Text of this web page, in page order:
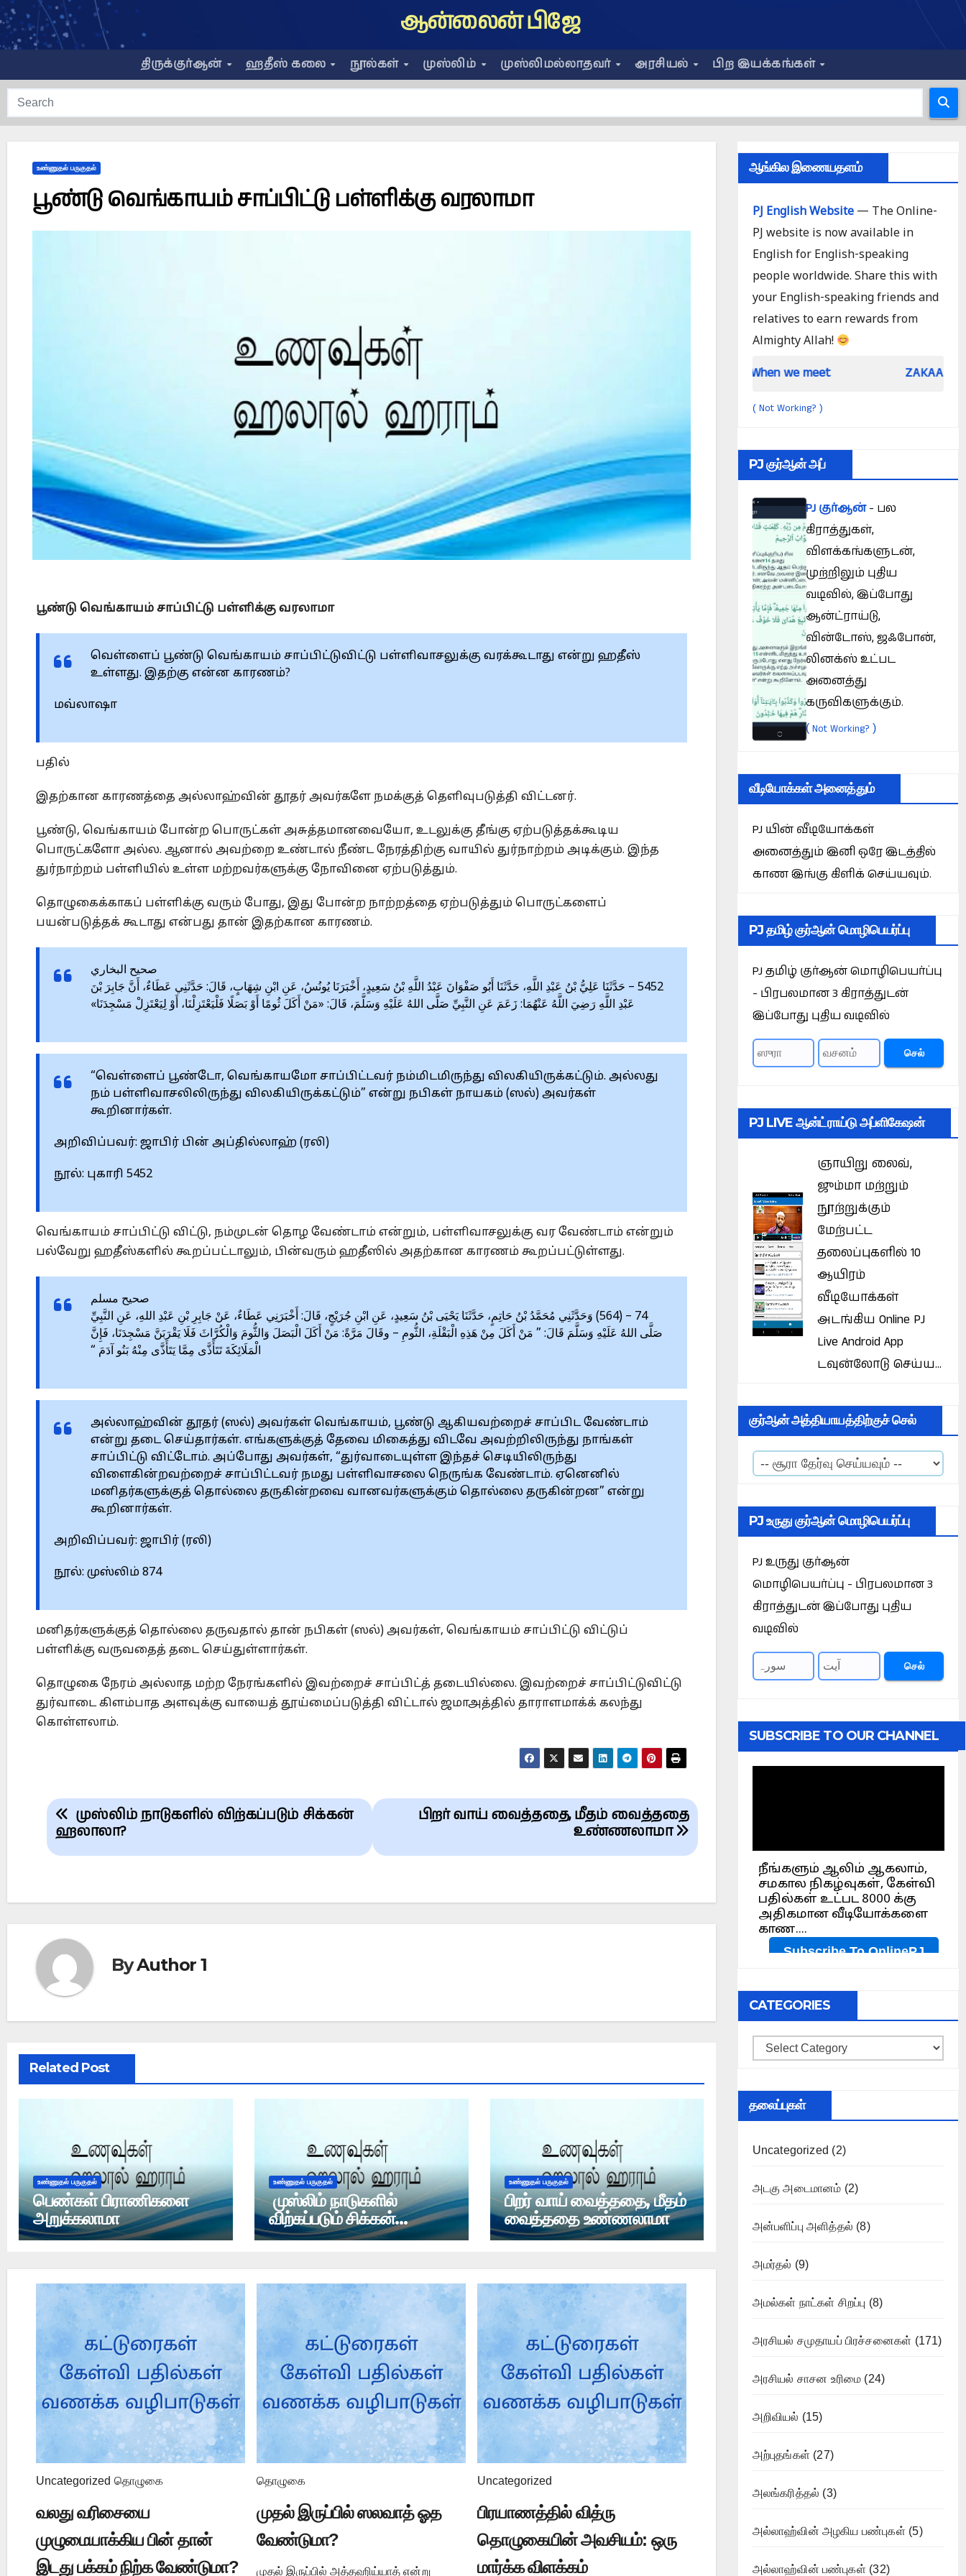
Skip
to
content
ஆன்லைன் பிஜே
திருக்குர்ஆன் ஹதீஸ் கலை நூல்கள் முஸ்லிம் முஸ்லிமல்லாதவர் அரசியல் பிற இயக்கங்கள்
உண்ணுதல் பருகுதல்
பூண்டு வெங்காயம் சாப்பிட்டு பள்ளிக்கு வரலாமா
பூண்டு வெங்காயம் சாப்பிட்டு பள்ளிக்கு வரலாமா
வெள்ளைப் பூண்டு வெங்காயம் சாப்பிட்டுவிட்டு பள்ளிவாசலுக்கு வரக்கூடாது என்று ஹதீஸ்
உள்ளது. இதற்கு என்ன காரணம்?
மவ்லாஷா
பதில்
இதற்கான காரணத்தை அல்லாஹ்வின் தூதர் அவர்களே நமக்குத் தெளிவுபடுத்தி விட்டனர்.
பூண்டு, வெங்காயம் போன்ற பொருட்கள் அசுத்தமானவையோ, உடலுக்கு தீங்கு ஏற்படுத்தக்கூடிய
பொருட்களோ அல்ல. ஆனால் அவற்றை உண்டால் நீண்ட நேரத்திற்கு வாயில் துர்நாற்றம் அடிக்கும். இந்த
துர்நாற்றம் பள்ளியில் உள்ள மற்றவர்களுக்கு நோவினை ஏற்படுத்தும்.
தொழுகைக்காகப் பள்ளிக்கு வரும் போது, இது போன்ற நாற்றத்தை ஏற்படுத்தும் பொருட்களைப்
பயன்படுத்தக் கூடாது என்பது தான் இதற்கான காரணம்.
صحيح البخاري
5452 – حَدَّثَنَا عَلِيُّ بْنُ عَبْدِ اللَّهِ، حَدَّثَنَا أَبُو صَفْوَانَ عَبْدُ اللَّهِ بْنُ سَعِيدٍ، أَخْبَرَنَا يُونُسُ، عَنِ ابْنِ شِهَابٍ، قَالَ: حَدَّثَنِي عَطَاءٌ، أَنَّ جَابِرَ بْنَ
عَبْدِ اللَّهِ رَضِيَ اللَّهُ عَنْهُمَا: زَعَمَ عَنِ النَّبِيِّ صَلَّى اللهُ عَلَيْهِ وَسَلَّمَ، قَالَ: «مَنْ أَكَلَ ثُومًا أَوْ بَصَلًا فَلْيَعْتَزِلْنَا، أَوْ لِيَعْتَزِلْ مَسْجِدَنَا»
“வெள்ளைப் பூண்டோ, வெங்காயமோ சாப்பிட்டவர் நம்மிடமிருந்து விலகியிருக்கட்டும். அல்லது
நம் பள்ளிவாசலிலிருந்து விலகியிருக்கட்டும்” என்று நபிகள் நாயகம் (ஸல்) அவர்கள்
கூறினார்கள்.
அறிவிப்பவர்: ஜாபிர் பின் அப்தில்லாஹ் (ரலி)
நூல்: புகாரி 5452
வெங்காயம் சாப்பிட்டு விட்டு, நம்முடன் தொழ வேண்டாம் என்றும், பள்ளிவாசலுக்கு வர வேண்டாம் என்றும்
பல்வேறு ஹதீஸ்களில் கூறப்பட்டாலும், பின்வரும் ஹதீஸில் அதற்கான காரணம் கூறப்பட்டுள்ளது.
صحيح مسلم
74 – (564) وَحَدَّثَنِي مُحَمَّدُ بْنُ حَاتِمٍ، حَدَّثَنَا يَحْيَى بْنُ سَعِيدٍ، عَنِ ابْنِ جُرَيْجٍ، قَالَ: أَخْبَرَنِي عَطَاءٌ، عَنْ جَابِرِ بْنِ عَبْدِ اللهِ، عَنِ النَّبِيِّ
صَلَّى اللهُ عَلَيْهِ وَسَلَّمَ قَالَ: ” مَنْ أَكَلَ مِنْ هَذِهِ الْبَقْلَةِ، الثُّومِ – وقَالَ مَرَّةً: مَنْ أَكَلَ الْبَصَلَ وَالثُّومَ وَالْكُرَّاثَ فَلَا يَقْرَبَنَّ مَسْجِدَنَا، فَإِنَّ
الْمَلَائِكَةَ تَتَأَذَّى مِمَّا يَتَأَذَّى مِنْهُ بَنُو آدَمَ “
அல்லாஹ்வின் தூதர் (ஸல்) அவர்கள் வெங்காயம், பூண்டு ஆகியவற்றைச் சாப்பிட வேண்டாம்
என்று தடை செய்தார்கள். எங்களுக்குத் தேவை மிகைத்து விடவே அவற்றிலிருந்து நாங்கள்
சாப்பிட்டு விட்டோம். அப்போது அவர்கள், “துர்வாடையுள்ள இந்தச் செடியிலிருந்து
விளைகின்றவற்றைச் சாப்பிட்டவர் நமது பள்ளிவாசலை நெருங்க வேண்டாம். ஏனெனில்
மனிதர்களுக்குத் தொல்லை தருகின்றவை வானவர்களுக்கும் தொல்லை தருகின்றன” என்று
கூறினார்கள்.
அறிவிப்பவர்: ஜாபிர் (ரலி)
நூல்: முஸ்லிம் 874
மனிதர்களுக்குத் தொல்லை தருவதால் தான் நபிகள் (ஸல்) அவர்கள், வெங்காயம் சாப்பிட்டு விட்டுப்
பள்ளிக்கு வருவதைத் தடை செய்துள்ளார்கள்.
தொழுகை நேரம் அல்லாத மற்ற நேரங்களில் இவற்றைச் சாப்பிட்த் தடையில்லை. இவற்றைச் சாப்பிட்டுவிட்டு
துர்வாடை கிளம்பாத அளவுக்கு வாயைத் தூய்மைப்படுத்தி விட்டால் ஜமாஅத்தில் தாராளமாக்க் கலந்து
கொள்ளலாம்.
Post
navigation
பிறர் வாய் வைத்ததை, மீதம் வைத்ததை
உண்ணலாமா
முஸ்லிம் நாடுகளில் விற்கப்படும் சிக்கன்
ஹலாலா?
ByAuthor 1
Related Post
உண்ணுதல் பருகுதல்
பெண்கள் பிராணிகளை
அறுக்கலாமா
உண்ணுதல் பருகுதல்
முஸ்லிம் நாடுகளில்
விற்கப்படும் சிக்கன்
ஹலாலா?
உண்ணுதல் பருகுதல்
பிறர் வாய் வைத்ததை, மீதம்
வைத்ததை உண்ணலாமா
Uncategorized தொழுகை
வலது வரிசையை
முழுமையாக்கிய பின் தான்
இடது பக்கம் நிற்க வேண்டுமா?
தொழுகை
முதல் இருப்பில் ஸலவாத் ஓத
வேண்டுமா?
முதல் இருப்பில் அத்தஹிய்யாத் என்று
Uncategorized
பிரயாணத்தில் வித்ரு
தொழுகையின் அவசியம்: ஒரு
மார்க்க விளக்கம்
ஆங்கில இணையதளம்
PJ English Website— The Online-
PJ website is now available in
English for English-speaking
people worldwide. Share this with
your English-speaking friends and
relatives to earn rewards from
Almighty Allah!
Did Jesus Resurrect on Sunday or Monday? Is Prophet Muhammad superior to Jesus? ZAKAAH (In the light of
( Not Working? )
PJ குர்ஆன் அப்
PJ குர்ஆன்- பல
கிராத்துகள்,
விளக்கங்களுடன்,
முற்றிலும் புதிய
வடிவில், இப்போது
ஆன்ட்ராய்டு,
வின்டோஸ், ஜஃபோன்,
லினக்ஸ் உட்பட
அனைத்து
கருவிகளுக்கும்.
(Not Working? )
வீடியோக்கள் அனைத்தும்
PJ யின் வீடியோக்கள்
அனைத்தும் இனி ஒரே இடத்தில்
காண இங்கு கிளிக் செய்யவும்.
PJ தமிழ் குர்ஆன் மொழிபெயர்ப்பு
PJ தமிழ் குர்ஆன் மொழிபெயர்ப்பு
- பிரபலமான 3 கிராத்துடன்
இப்போது புதிய வடிவில்
செல்
PJ LIVE ஆன்ட்ராய்டு அப்ளிகேஷன்
ஞாயிறு லைவ்,
ஜும்மா மற்றும்
நூற்றுக்கும்
மேற்பட்ட
தலைப்புகளில் 10
ஆயிரம்
வீடியோக்கள்
அடங்கிய Online PJ
Live Android App
டவுன்லோடு செய்ய...
குர்ஆன் அத்தியாயத்திற்குச் செல்
PJ உருது குர்ஆன் மொழிபெயர்ப்பு
PJ உருது குர்ஆன்
மொழிபெயர்ப்பு - பிரபலமான 3
கிராத்துடன் இப்போது புதிய
வடிவில்
செல்
SUBSCRIBE TO OUR CHANNEL
CATEGORIES
Categories
தலைப்புகள்
Uncategorized (2)
அடகு அடைமானம் (2)
அன்பளிப்பு அளித்தல் (8)
அமர்தல் (9)
அமல்கள் நாட்கள் சிறப்பு (8)
அரசியல் சமுதாயப் பிரச்சனைகள் (171)
அரசியல் சாசன உரிமை (24)
அறிவியல் (15)
அற்புதங்கள் (27)
அலங்கரித்தல் (3)
அல்லாஹ்வின் அழகிய பண்புகள் (5)
அல்லாஹ்வின் பண்புகள் (32)